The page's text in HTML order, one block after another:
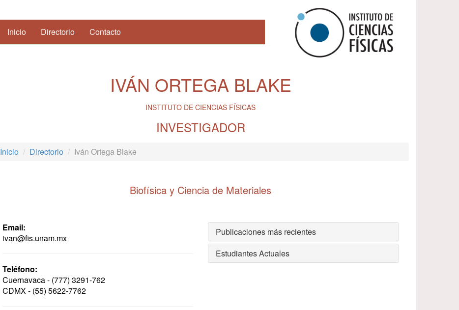
Inicio(current)Directorio Contacto
IVÁN ORTEGA BLAKE
INSTITUTO DE CIENCIAS FÍSICAS
INVESTIGADOR
Inicio Directorio Iván Ortega Blake
Biofísica y Ciencia de Materiales
Email:
ivan@fis.unam.mx
Teléfono:
Cuernavaca - (777) 3291-762
CDMX - (55) 5622-7762
Publicaciones más recientes
Estudiantes Actuales